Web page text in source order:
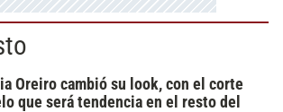
Oreiro cambió su look, con el corte
que será tendencia en el resto del